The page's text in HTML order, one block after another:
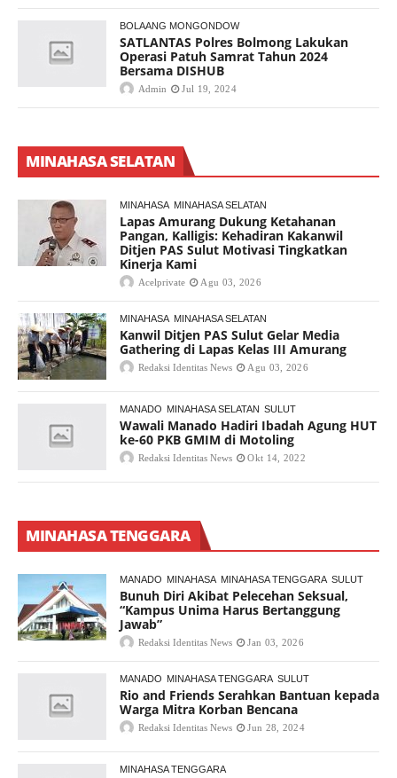
BOLAANG MONGONDOW
SATLANTAS Polres Bolmong Lakukan
Operasi Patuh Samrat Tahun 2024
Bersama DISHUB
Admin Jul 19, 2024
MINAHASA SELATAN
MINAHASA MINAHASA SELATAN
Lapas Amurang Dukung Ketahanan
Pangan, Kalligis: Kehadiran Kakanwil
Ditjen PAS Sulut Motivasi Tingkatkan
Kinerja Kami
Acelprivate Agu 03, 2026
MINAHASA MINAHASA SELATAN
Kanwil Ditjen PAS Sulut Gelar Media
Gathering di Lapas Kelas III Amurang
Redaksi Identitas News Agu 03, 2026
MANADO MINAHASA SELATAN SULUT
Wawali Manado Hadiri Ibadah Agung HUT
ke-60 PKB GMIM di Motoling
Redaksi Identitas News Okt 14, 2022
MINAHASA TENGGARA
MANADO MINAHASA MINAHASA TENGGARA SULUT
Bunuh Diri Akibat Pelecehan Seksual,
“Kampus Unima Harus Bertanggung
Jawab”
Redaksi Identitas News Jan 03, 2026
MANADO MINAHASA TENGGARA SULUT
Rio and Friends Serahkan Bantuan kepada
Warga Mitra Korban Bencana
Redaksi Identitas News Jun 28, 2024
MINAHASA TENGGARA